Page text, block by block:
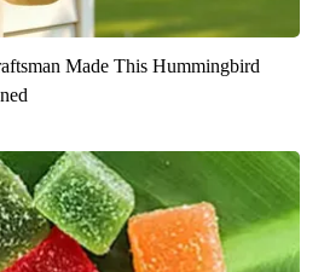
Made This Hummingbird